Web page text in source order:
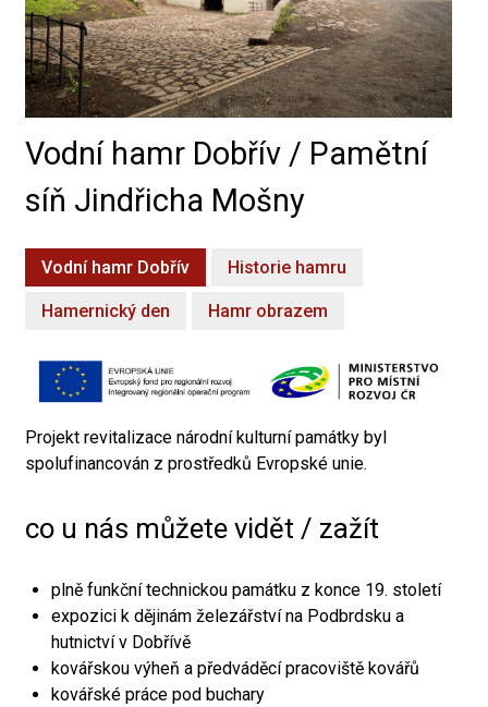
Vodní hamr Dobřív / Pamětní
síň Jindřicha Mošny
Vodní hamr Dobřív Historie hamru
Hamernický den Hamr obrazem
Projekt revitalizace národní kulturní památky byl
spolufinancován z prostředků Evropské unie.
co u nás můžete vidět / zažít
plně funkční technickou památku z konce 19. století
expozici k dějinám železářství na Podbrdsku a
hutnictví v Dobřívě
kovářskou výheň a předváděcí pracoviště kovářů
kovářské práce pod buchary